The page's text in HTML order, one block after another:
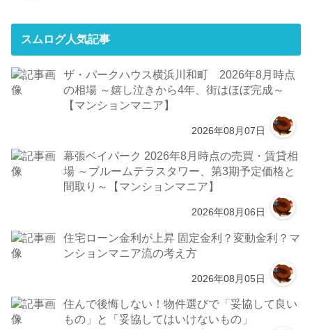
スムログ人気記事
ザ・パークハウス横浜川和町 2026年8月時点
の相場 ～嬉し泣きから4年、街はほぼ完成～
【マンションマニア】
2026年08月07日
幕張ベイパーク 2026年8月時点の売買・賃貸相
場 ～ブルームテラスタワー、第3期予定価格と
間取り～【マンションマニア】
2026年08月06日
住宅ローン金利が上昇 固定金利？変動金利？マ
ンションマニア流の考え方
2026年08月05日
住んで後悔しない！物件選びで「妥協して良い
もの」と「妥協してはいけないもの」